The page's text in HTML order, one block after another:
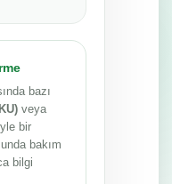
bazı
veya
bir
bakım
bilgi